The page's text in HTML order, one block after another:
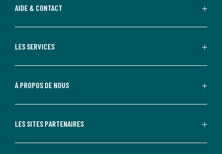
AIDE & CONTACT
LES SERVICES
À PROPOS DE NOUS
LES SITES PARTENAIRES